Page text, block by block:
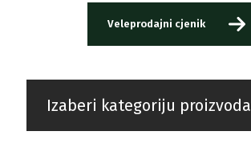
Veleprodajni cjenik
Izaberi kategoriju proizvoda